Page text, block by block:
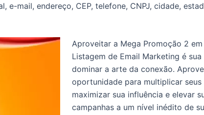
mail, endereço, CEP, telefone, CNPJ, cidade,
Aproveitar a Mega Promoção 2 em
Listagem de Email Marketing é
dominar a arte da conexão.
oportunidade para multiplicar seus
maximizar sua influência e elevar
campanhas a um nível inédito de